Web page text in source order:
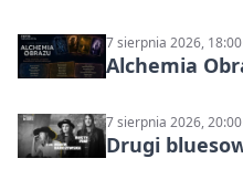
7 sierpnia 2026, 18:00
Alchemia
7 sierpnia 2026, 20:00
Drugi